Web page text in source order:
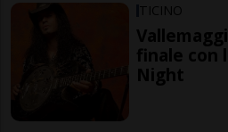
TICINO
finale con
Night